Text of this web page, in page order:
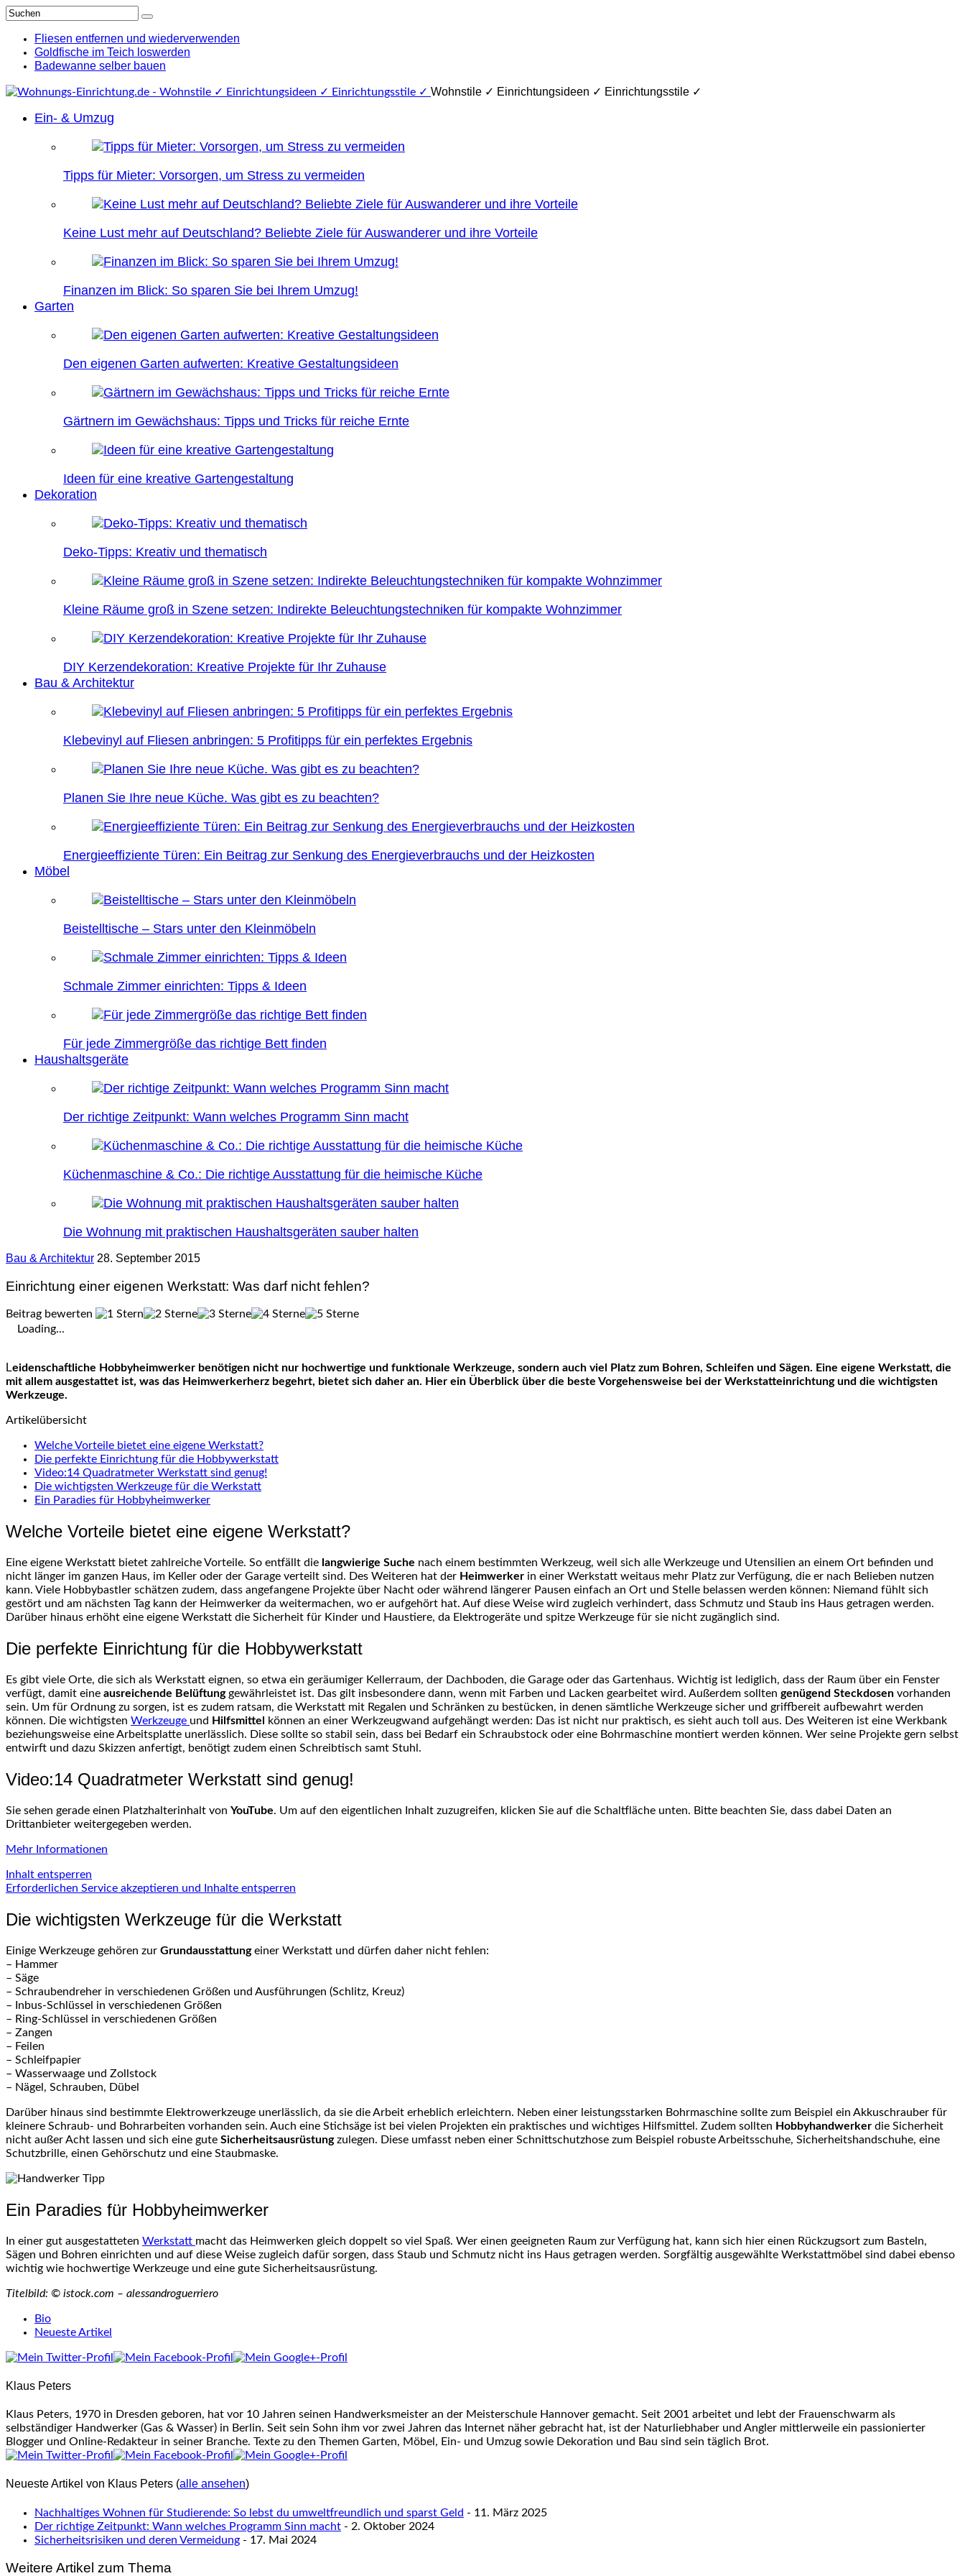
Fliesen entfernen und wiederverwenden
Goldfische im Teich loswerden
Badewanne selber bauen
Wohnstile ✓ Einrichtungsideen ✓ Einrichtungsstile ✓
Ein- & Umzug
Tipps für Mieter: Vorsorgen, um Stress zu vermeiden
Keine Lust mehr auf Deutschland? Beliebte Ziele für Auswanderer und ihre Vorteile
Finanzen im Blick: So sparen Sie bei Ihrem Umzug!
Garten
Den eigenen Garten aufwerten: Kreative Gestaltungsideen
Gärtnern im Gewächshaus: Tipps und Tricks für reiche Ernte
Ideen für eine kreative Gartengestaltung
Dekoration
Deko-Tipps: Kreativ und thematisch
Kleine Räume groß in Szene setzen: Indirekte Beleuchtungstechniken für kompakte Wohnzimmer
DIY Kerzendekoration: Kreative Projekte für Ihr Zuhause
Bau & Architektur
Klebevinyl auf Fliesen anbringen: 5 Profitipps für ein perfektes Ergebnis
Planen Sie Ihre neue Küche. Was gibt es zu beachten?
Energieeffiziente Türen: Ein Beitrag zur Senkung des Energieverbrauchs und der Heizkosten
Möbel
Beistelltische – Stars unter den Kleinmöbeln
Schmale Zimmer einrichten: Tipps & Ideen
Für jede Zimmergröße das richtige Bett finden
Haushaltsgeräte
Der richtige Zeitpunkt: Wann welches Programm Sinn macht
Küchenmaschine & Co.: Die richtige Ausstattung für die heimische Küche
Die Wohnung mit praktischen Haushaltsgeräten sauber halten
Bau & Architektur 28. September 2015
Einrichtung einer eigenen Werkstatt: Was darf nicht fehlen?
Beitrag bewerten
Loading...
Leidenschaftliche Hobbyheimwerker benötigen nicht nur hochwertige und funktionale Werkzeuge, sondern auch viel Platz zum Bohren, Schleifen und Sägen. Eine eigene Werkstatt, die
mit allem ausgestattet ist, was das Heimwerkerherz begehrt, bietet sich daher an. Hier ein Überblick über die beste Vorgehensweise bei der Werkstatteinrichtung und die wichtigsten
Werkzeuge.
Artikelübersicht
Welche Vorteile bietet eine eigene Werkstatt?
Die perfekte Einrichtung für die Hobbywerkstatt
Video:14 Quadratmeter Werkstatt sind genug!
Die wichtigsten Werkzeuge für die Werkstatt
Ein Paradies für Hobbyheimwerker
Welche Vorteile bietet eine eigene Werkstatt?
Eine eigene Werkstatt bietet zahlreiche Vorteile. So entfällt die langwierige Suche nach einem bestimmten Werkzeug, weil sich alle Werkzeuge und Utensilien an einem Ort befinden und
nicht länger im ganzen Haus, im Keller oder der Garage verteilt sind. Des Weiteren hat der Heimwerker in einer Werkstatt weitaus mehr Platz zur Verfügung, die er nach Belieben nutzen
kann. Viele Hobbybastler schätzen zudem, dass angefangene Projekte über Nacht oder während längerer Pausen einfach an Ort und Stelle belassen werden können: Niemand fühlt sich
gestört und am nächsten Tag kann der Heimwerker da weitermachen, wo er aufgehört hat. Auf diese Weise wird zugleich verhindert, dass Schmutz und Staub ins Haus getragen werden.
Darüber hinaus erhöht eine eigene Werkstatt die Sicherheit für Kinder und Haustiere, da Elektrogeräte und spitze Werkzeuge für sie nicht zugänglich sind.
Die perfekte Einrichtung für die Hobbywerkstatt
Es gibt viele Orte, die sich als Werkstatt eignen, so etwa ein geräumiger Kellerraum, der Dachboden, die Garage oder das Gartenhaus. Wichtig ist lediglich, dass der Raum über ein Fenster
verfügt, damit eine ausreichende Belüftunggewährleistet ist. Das gilt insbesondere dann, wenn mit Farben und Lacken gearbeitet wird. Außerdem sollten genügend Steckdosen vorhanden
sein. Um für Ordnung zu sorgen, ist es zudem ratsam, die Werkstatt mit Regalen und Schränken zu bestücken, in denen sämtliche Werkzeuge sicher und griffbereit aufbewahrt werden
können. Die wichtigsten Werkzeuge und Hilfsmittel
können an einer Werkzeugwand aufgehängt werden: Das ist nicht nur praktisch, es sieht auch toll aus. Des Weiteren ist eine Werkbank
beziehungsweise eine Arbeitsplatte unerlässlich. Diese sollte so stabil sein, dass bei Bedarf ein Schraubstock oder eine Bohrmaschine montiert werden können. Wer seine Projekte gern selbst
entwirft und dazu Skizzen anfertigt, benötigt zudem einen Schreibtisch samt Stuhl.
Video:14 Quadratmeter Werkstatt sind genug!
Sie sehen gerade einen Platzhalterinhalt von YouTube. Um auf den eigentlichen Inhalt zuzugreifen, klicken Sie auf die Schaltfläche unten. Bitte beachten Sie, dass dabei Daten an
Drittanbieter weitergegeben werden.
Mehr Informationen
Inhalt entsperren
Erforderlichen Service akzeptieren und Inhalte entsperren
Die wichtigsten Werkzeuge für die Werkstatt
Einige Werkzeuge gehören zur Grundausstattungeiner Werkstatt und dürfen daher nicht fehlen:
– Hammer
– Säge
– Schraubendreher in verschiedenen Größen und Ausführungen (Schlitz, Kreuz)
– Inbus-Schlüssel in verschiedenen Größen
– Ring-Schlüssel in verschiedenen Größen
– Zangen
– Feilen
– Schleifpapier
– Wasserwaage und Zollstock
– Nägel, Schrauben, Dübel
Darüber hinaus sind bestimmte Elektrowerkzeuge unerlässlich, da sie die Arbeit erheblich erleichtern. Neben einer leistungsstarken Bohrmaschine sollte zum Beispiel ein Akkuschrauber für
kleinere Schraub- und Bohrarbeiten vorhanden sein. Auch eine Stichsäge ist bei vielen Projekten ein praktisches und wichtiges Hilfsmittel. Zudem sollten Hobbyhandwerker die Sicherheit
nicht außer Acht lassen und sich eine gute Sicherheitsausrüstungzulegen. Diese umfasst neben einer Schnittschutzhose zum Beispiel robuste Arbeitsschuhe, Sicherheitshandschuhe, eine
Schutzbrille, einen Gehörschutz und eine Staubmaske.
Ein Paradies für Hobbyheimwerker
In einer gut ausgestatteten Werkstatt macht das Heimwerken gleich doppelt so viel Spaß. Wer einen geeigneten Raum zur Verfügung hat, kann sich hier einen Rückzugsort zum Basteln,
Sägen und Bohren einrichten und auf diese Weise zugleich dafür sorgen, dass Staub und Schmutz nicht ins Haus getragen werden. Sorgfältig ausgewählte Werkstattmöbel sind dabei ebenso
wichtig wie hochwertige Werkzeuge und eine gute Sicherheitsausrüstung.
Titelbild: © istock.com – alessandroguerriero
following
tabs
content
Bio
Neueste Artikel
Klaus Peters
Klaus Peters, 1970 in Dresden geboren, hat vor 10 Jahren seinen Handwerksmeister an der Meisterschule Hannover gemacht. Seit 2001 arbeitet und lebt der Frauenschwarm als
selbständiger Handwerker (Gas & Wasser) in Berlin. Seit sein Sohn ihm vor zwei Jahren das Internet näher gebracht hat, ist der Naturliebhaber und Angler mittlerweile ein passionierter
Blogger und Online-Redakteur in seiner Branche. Texte zu den Themen Garten, Möbel, Ein- und Umzug sowie Dekoration und Bau sind sein täglich Brot.
Neueste Artikel von Klaus Peters (alle ansehen)
Nachhaltiges Wohnen für Studierende: So lebst du umweltfreundlich und sparst Geld - 11. März 2025
Der richtige Zeitpunkt: Wann welches Programm Sinn macht - 2. Oktober 2024
Sicherheitsrisiken und deren Vermeidung - 17. Mai 2024
Weitere Artikel zum Thema